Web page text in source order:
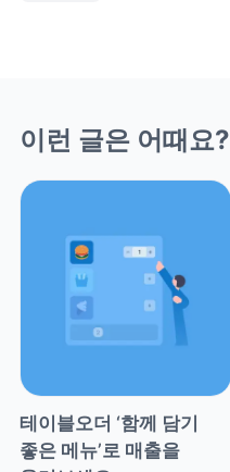
이런 글은 어때요?
테이블오더 ‘함께 담기
좋은 메뉴’로 매출을